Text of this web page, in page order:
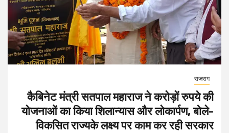
राजराग
कैबिनेट मंत्री सतपाल महाराज ने करोड़ों रुपये की
योजनाओं का किया शिलान्यास और लोकार्पण, बोले-
विकसित राज्यके लक्ष्य पर काम कर रही सरकार